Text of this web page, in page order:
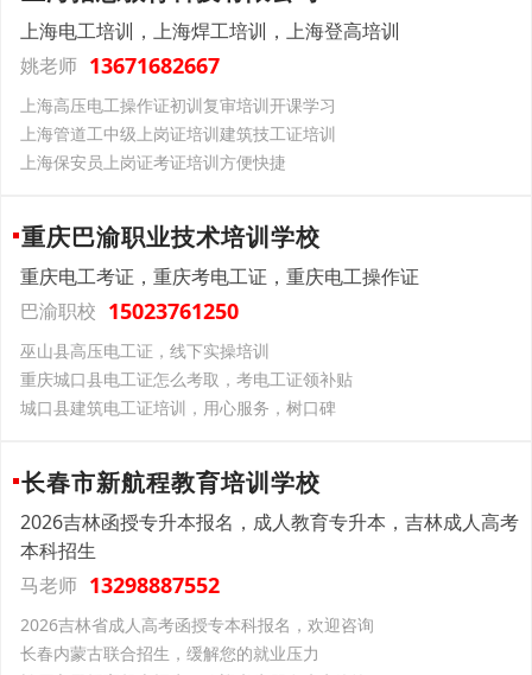
上海电工培训，上海焊工培训，上海登高培训
姚老师 13671682667
上海高压电工操作证初训复审培训开课学习
上海管道工中级上岗证培训建筑技工证培训
上海保安员上岗证考证培训方便快捷
重庆巴渝职业技术培训学校
重庆电工考证，重庆考电工证，重庆电工操作证
巴渝职校 15023761250
巫山县高压电工证，线下实操培训
重庆城口县电工证怎么考取，考电工证领补贴
城口县建筑电工证培训，用心服务，树口碑
长春市新航程教育培训学校
2026吉林函授专升本报名，成人教育专升本，吉林成人高考
本科招生
马老师 13298887552
2026吉林省成人高考函授专本科报名，欢迎咨询
长春内蒙古联合招生，缓解您的就业压力